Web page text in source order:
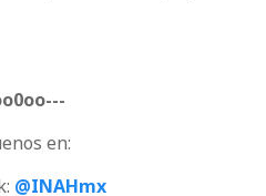
en:
@INAHmx